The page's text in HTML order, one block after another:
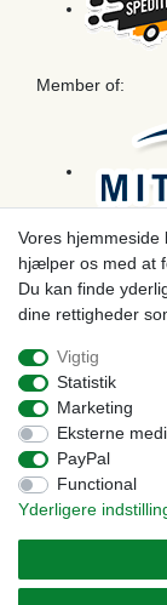
Member of:
Betaling
Vores
hjælper os med at
Du kan finde
dine rettigheder
Vigtig
Statistik
Marketing
Eksterne
PayPal
Functional
Yderligere